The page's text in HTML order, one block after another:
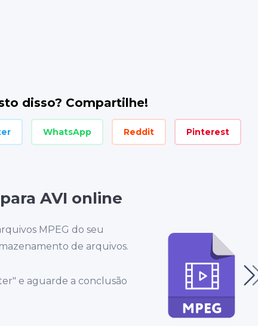
disso? Compartilhe!
WhatsApp Reddit Pinterest
AVI online
MPEG do seu
de arquivos.
e aguarde a conclusão